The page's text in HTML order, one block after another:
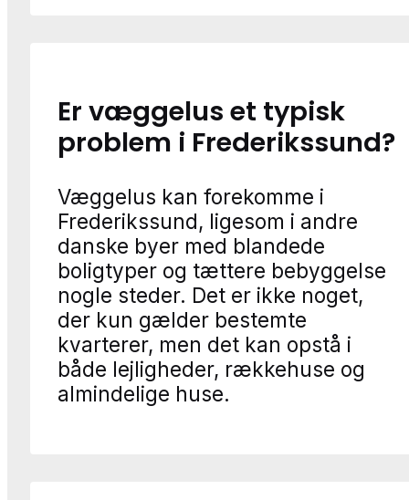
Er væggelus et typisk
problem i Frederikssund?
Væggelus kan forekomme i
Frederikssund, ligesom i andre
danske byer med blandede
boligtyper og tættere bebyggelse
nogle steder. Det er ikke noget,
der kun gælder bestemte
kvarterer, men det kan opstå i
både lejligheder, rækkehuse og
almindelige huse.